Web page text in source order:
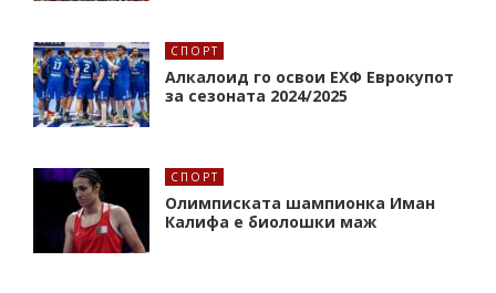
СПОРТ
Алкалоид го освои ЕХФ Еврокупот
за сезоната 2024/2025
СПОРТ
Олимписката шампионка Иман
Калифa е биолошки маж